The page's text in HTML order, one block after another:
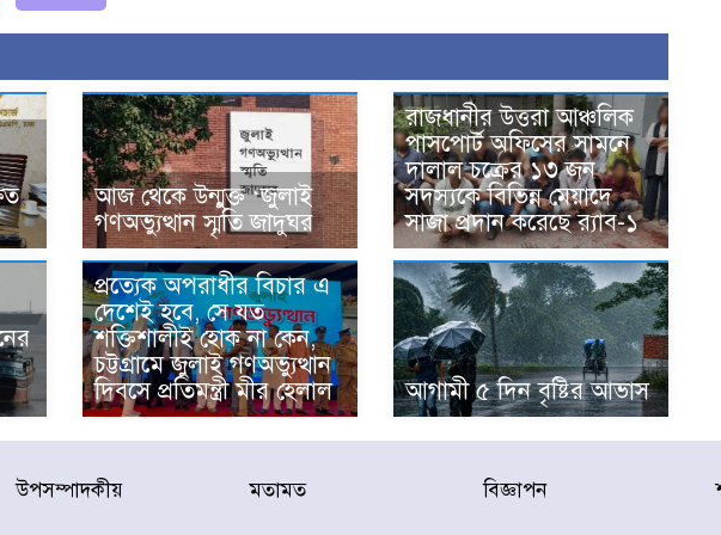
আজ থেকে উন্মুক্ত ‘জুলাই
গণঅভ্যুত্থান স্মৃতি জাদুঘর
রাজধানীর উত্তরা আঞ্চলিক
পাসপোর্ট অফিসের সামনে
দালাল চক্রের ১৩ জন
সদস্যকে বিভিন্ন মেয়াদে
সাজা প্রদান করেছে র‌্যাব-১
প্রত্যেক অপরাধীর বিচার এ
দেশেই হবে, সে যত
শক্তিশালীই হোক না কেন,
চট্টগ্রামে জুলাই গণঅভ্যুত্থান
দিবসে প্রতিমন্ত্রী মীর হেলাল
আগামী ৫ দিন বৃষ্টির আভাস
উপসম্পাদকীয় মতামত বিজ্ঞাপন